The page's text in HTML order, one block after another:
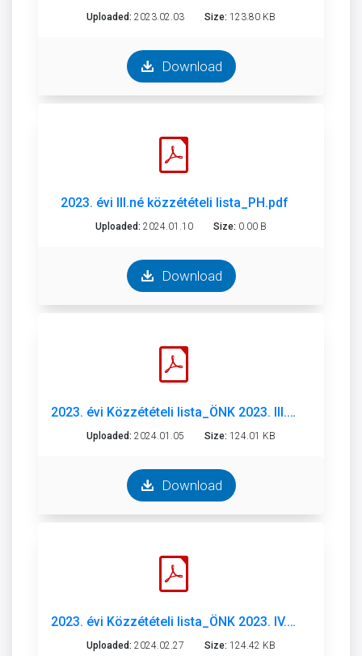
Uploaded: 2023.02.03 Size: 123.80 KB
Download
2023. évi III.né közzétételi lista_PH.pdf
Uploaded: 2024.01.10 Size: 0.00 B
Download
2023. évi Közzétételi lista_ÖNK 2023. III.né..pdf
Uploaded: 2024.01.05 Size: 124.01 KB
Download
2023. évi Közzétételi lista_ÖNK 2023. IV.né..pdf
Uploaded: 2024.02.27 Size: 124.42 KB